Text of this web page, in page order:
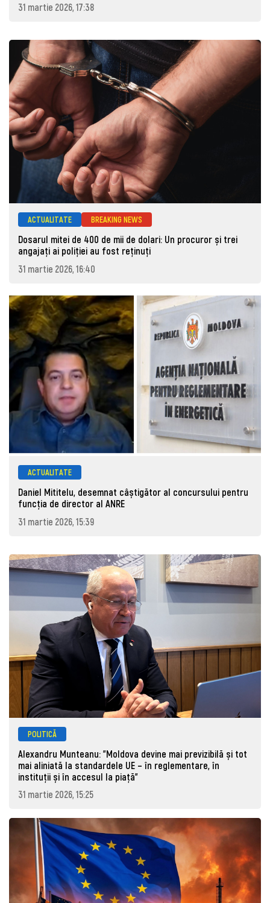
31 martie 2026, 17:38
ACTUALITATE BREAKING NEWS
Dosarul mitei de 400 de mii de dolari: Un procuror și trei
angajați ai poliției au fost reținuți
31 martie 2026, 16:40
ACTUALITATE
Daniel Mititelu, desemnat câștigător al concursului pentru
funcția de director al ANRE
31 martie 2026, 15:39
POLITICĂ
Alexandru Munteanu: "Moldova devine mai previzibilă și tot
mai aliniată la standardele UE – în reglementare, în
instituții și în accesul la piață"
31 martie 2026, 15:25